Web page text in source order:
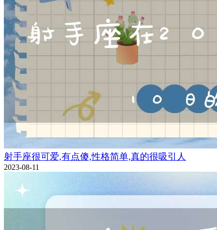
射手座很可爱,有点傻,性格简单,真的很吸引人
2023-08-11